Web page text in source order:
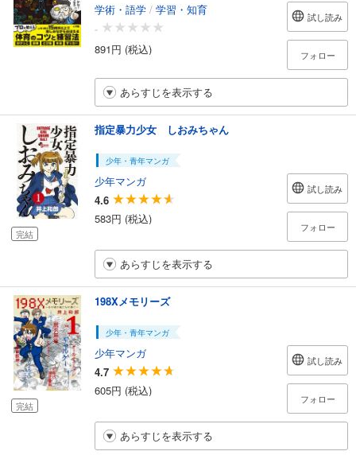
学術・語学 / 学習・知育
-
891円 (税込)
試し読み
フォロー
あらすじを表示する
完結
指定暴力少女 しおみちゃん
少年・青年マンガ
少年マンガ
4.6
583円 (税込)
試し読み
フォロー
あらすじを表示する
完結
198Xメモリーズ
少年・青年マンガ
少年マンガ
4.7
605円 (税込)
試し読み
フォロー
あらすじを表示する